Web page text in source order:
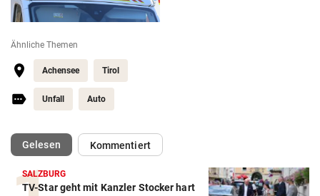
Ähnliche Themen
Achensee Tirol
Unfall Auto
Gelesen(ausgewählt)Kommentiert
SALZBURG
TV-Star geht mit Kanzler Stocker hart